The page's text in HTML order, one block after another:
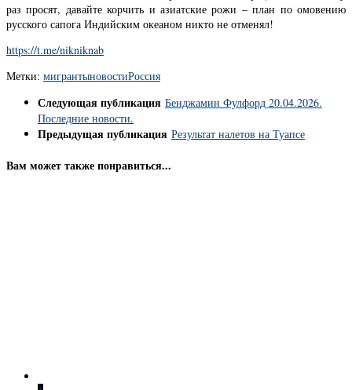
раз просят, давайте корчить и азиатские рожи – план по омовению
русского сапога Индийским океаном никто не отменял!
https://t.me/nikniknab
Метки: мигрантыновостиРоссия
Следующая публикация Бенджамин Фулфорд 20.04.2026.
Последние новости.
Предыдущая публикация Результат налетов на Туапсе
Вам может также понравиться...